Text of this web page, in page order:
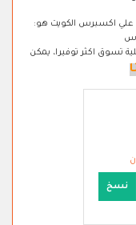
اكسبرس الكويت هو:
تسوق اكثر توفيرا، يمكن
نسخ